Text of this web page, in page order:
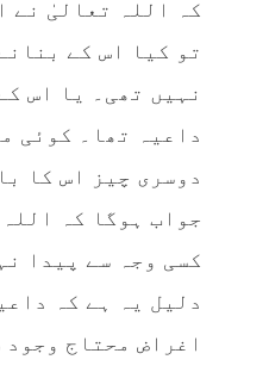
کہ اللہ تعالیٰ نے
تو کیا اس کے
نہیں تھی۔ یا اس
داعیہ تھا۔ کوئی
دوسری چیز اس کا
جواب ہوگا کہ
کسی وجہ سے پیدا
دلیل یہ ہے کہ
اغراض محتاج